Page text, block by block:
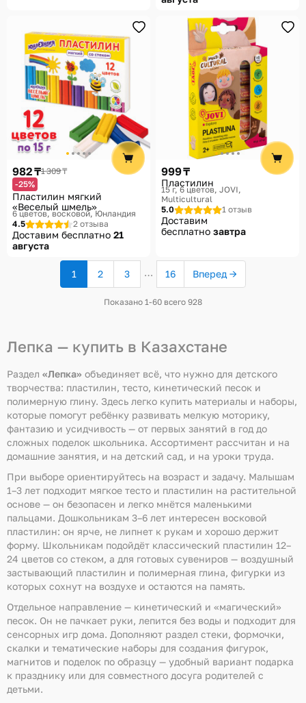
982 ₸1 309 ₸
-25%
Пластилин мягкий
«Веселый шмель»
6 цветов, восковой Юнландия
4.5
2 отзыва
Доставим бесплатно 21
августа
999 ₸
Пластилин
15 г, 6 цветов JOVI,
Multicultural
5.0
1 отзыв
Доставим
бесплатно завтра
1(текущая
2 3 … 16 Вперед →
Показано 1-60 всего 928
Лепка — купить в Казахстане
Раздел «Лепка» объединяет всё, что нужно для детского
творчества: пластилин, тесто, кинетический песок и
полимерную глину. Здесь легко купить материалы и наборы,
которые помогут ребёнку развивать мелкую моторику,
фантазию и усидчивость — от первых занятий в год до
сложных поделок школьника. Ассортимент рассчитан и на
домашние занятия, и на детский сад, и на уроки труда.
При выборе ориентируйтесь на возраст и задачу. Малышам
1–3 лет подходит мягкое тесто и пластилин на растительной
основе — он безопасен и легко мнётся маленькими
пальцами. Дошкольникам 3–6 лет интересен восковой
пластилин: он ярче, не липнет к рукам и хорошо держит
форму. Школьникам подойдёт классический пластилин 12–
24 цветов со стеком, а для готовых сувениров — воздушный
застывающий пластилин и полимерная глина, фигурки из
которых сохнут на воздухе и остаются на память.
Отдельное направление — кинетический и «магический»
песок. Он не пачкает руки, лепится без воды и подходит для
сенсорных игр дома. Дополняют раздел стеки, формочки,
скалки и тематические наборы для создания фигурок,
магнитов и поделок по образцу — удобный вариант подарка
к празднику или для совместного досуга родителей с
детьми.